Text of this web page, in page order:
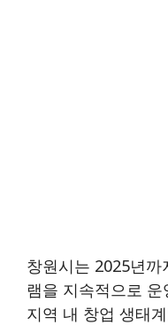
창원시는 2025년
램을 지속적으로
지역 내 창업 생태